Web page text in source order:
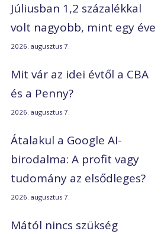
Júliusban 1,2 százalékkal
volt nagyobb, mint egy éve
2026. augusztus 7.
Mit vár az idei évtől a CBA
és a Penny?
2026. augusztus 7.
Átalakul a Google AI-
birodalma: A profit vagy
tudomány az elsődleges?
2026. augusztus 7.
Mától nincs szükség